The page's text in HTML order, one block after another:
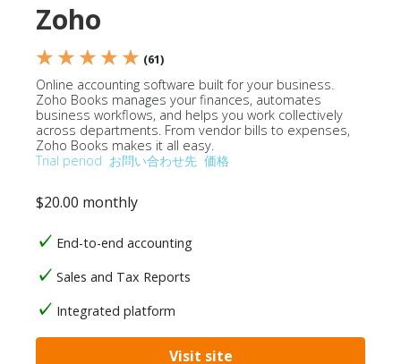
Zoho
★ ★ ★ ★ ★ (61)
Online accounting software built for your business.
Zoho Books manages your finances, automates
business workflows, and helps you work collectively
across departments. From vendor bills to expenses,
Zoho Books makes it all easy.
Trial period お問い合わせ先 価格
$20.00 monthly
End-to-end accounting
Sales and Tax Reports
Integrated platform
Visit site